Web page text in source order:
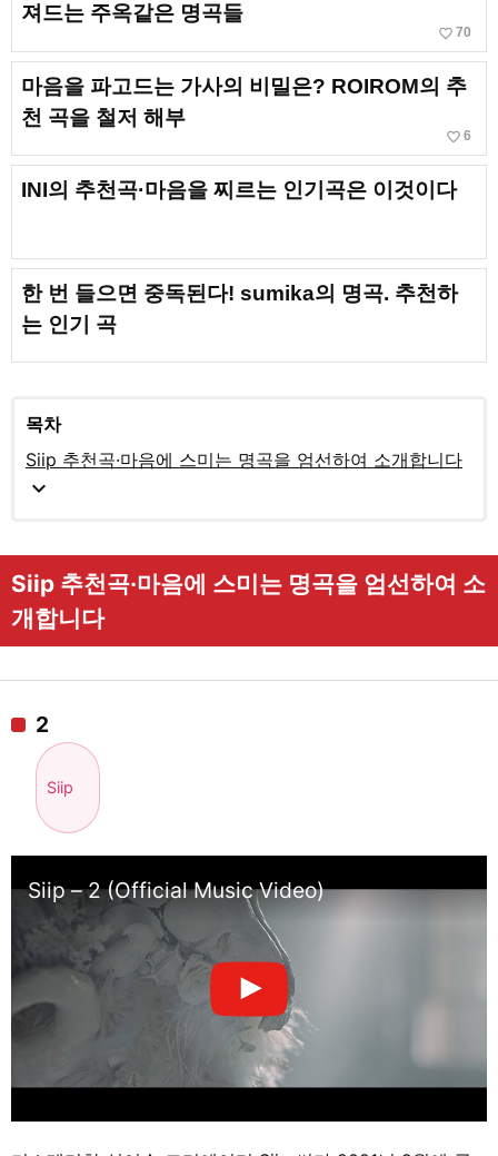
져드는 주옥같은 명곡들
favorite_border 70
마음을 파고드는 가사의 비밀은? ROIROM의 추
천 곡을 철저 해부
favorite_border 6
INI의 추천곡·마음을 찌르는 인기곡은 이것이다
한 번 들으면 중독된다! sumika의 명곡. 추천하
는 인기 곡
목차
Siip 추천곡·마음에 스미는 명곡을 엄선하여 소개합니다
expand_more
Siip 추천곡·마음에 스미는 명곡을 엄선하여 소
개합니다
2
Siip
Siip – 2 (Official Music Video)